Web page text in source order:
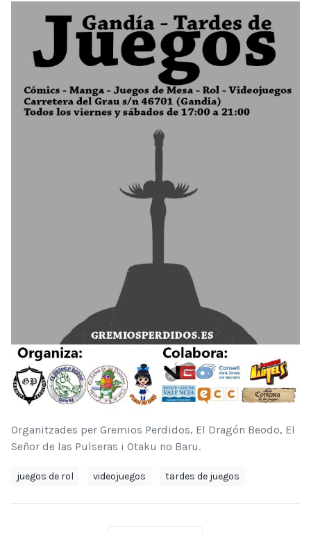
Organitzades per Gremios Perdidos, El Dragón Beodo, El
Señor de las Pulseras i Otaku no Baru.
juegos de rol videojuegos tardes de juegos